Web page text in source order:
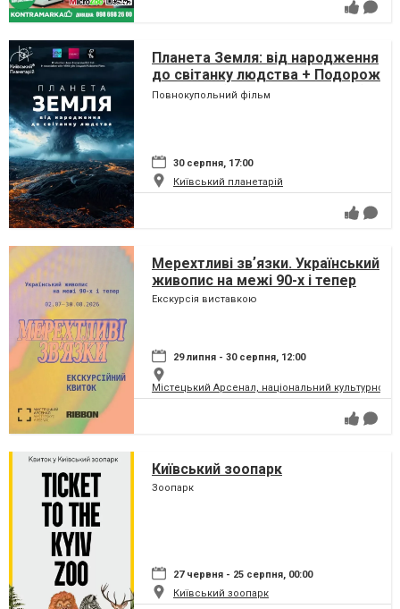
Планета Земля: від народження
до світанку людства + Подорож
сузір'ями (класична програма)
Повнокупольний фільм
30 серпня, 17:00
Київський планетарій
Мерехтливі звʼязки. Український
живопис на межі 90-х і тепер
Екскурсія виставкою
29 липня - 30 серпня, 12:00
Містецький Арсенал, національний культурно-
Київський зоопарк
Зоопарк
27 червня - 25 серпня, 00:00
Київський зоопарк